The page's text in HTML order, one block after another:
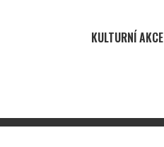
KULTURNÍ AKCE